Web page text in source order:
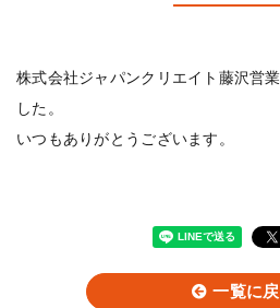
株式会社ジャパンクリエイト藤沢営
した。
いつもありがとうございます。
一覧に